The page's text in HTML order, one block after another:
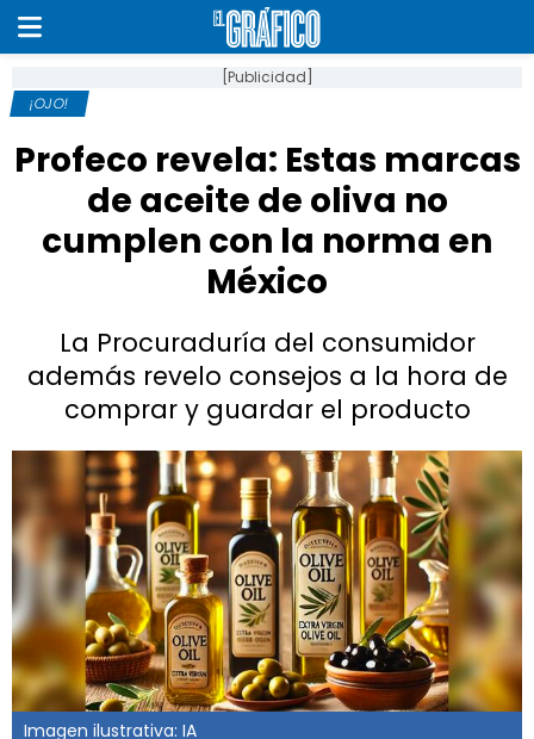
[Publicidad]
¡OJO!
Profeco revela: Estas marcas
de aceite de oliva no
cumplen con la norma en
México
La Procuraduría del consumidor
además revelo consejos a la hora de
comprar y guardar el producto
Imagen ilustrativa: IA